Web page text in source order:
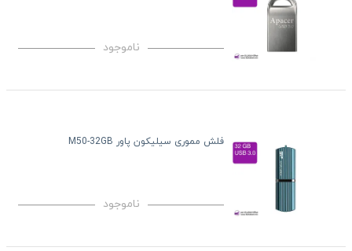
ناموجود
فلش مموری سیلیکون پاور M50-32GB
ناموجود